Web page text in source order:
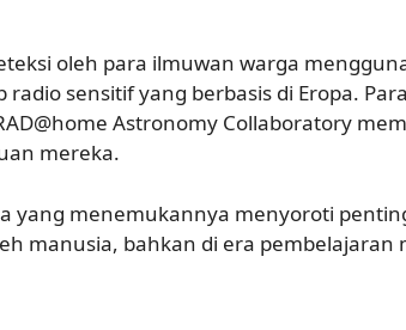
oleh para ilmuwan warga
sensitif yang berbasis di Eropa.
Astronomy Collaboratory
mereka.
yang menemukannya menyoroti
manusia, bahkan di era pembelajaran